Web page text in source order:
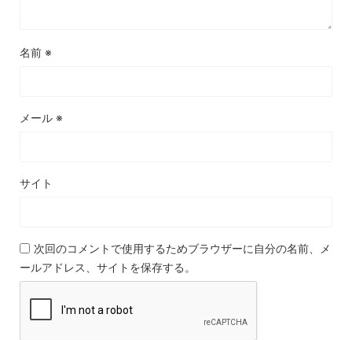
名前 ※
メール ※
サイト
次回のコメントで使用するためブラウザーに自分の名前、メ
ールアドレス、サイトを保存する。